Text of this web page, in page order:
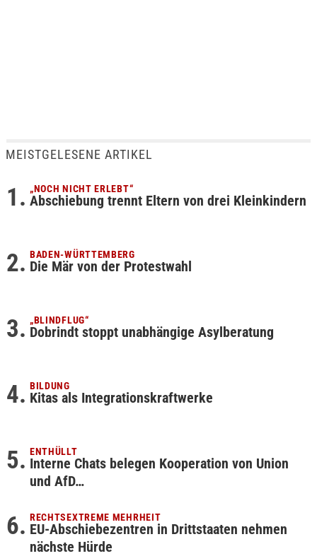
MEISTGELESENE ARTIKEL
„NOCH NICHT ERLEBT“
Abschiebung trennt Eltern von drei Kleinkindern
BADEN-WÜRTTEMBERG
Die Mär von der Protestwahl
„BLINDFLUG“
Dobrindt stoppt unabhängige Asylberatung
BILDUNG
Kitas als Integrationskraftwerke
ENTHÜLLT
Interne Chats belegen Kooperation von Union
und AfD…
RECHTSEXTREME MEHRHEIT
EU-Abschiebezentren in Drittstaaten nehmen
nächste Hürde